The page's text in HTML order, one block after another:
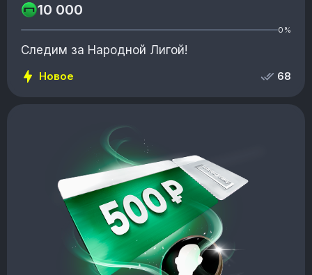
10 000
0%
Следим за Народной Лигой!
Новое 68